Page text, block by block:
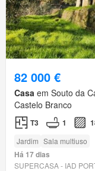
82 000 €
Casa em Souto da
Castelo Branco
T3 1
Jardim Sala multiuso
Há 17 dias
SUPERCASA - IAD